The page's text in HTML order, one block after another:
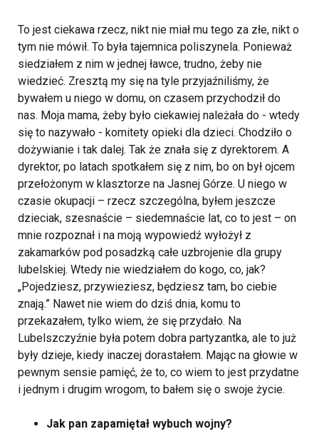
To jest ciekawa rzecz, nikt nie miał mu tego za złe, nikt o
tym nie mówił. To była tajemnica poliszynela. Ponieważ
siedziałem z nim w jednej ławce, trudno, żeby nie
wiedzieć. Zresztą my się na tyle przyjaźniliśmy, że
bywałem u niego w domu, on czasem przychodził do
nas. Moja mama, żeby było ciekawiej należała do - wtedy
się to nazywało - komitety opieki dla dzieci. Chodziło o
dożywianie i tak dalej. Tak że znała się z dyrektorem. A
dyrektor, po latach spotkałem się z nim, bo on był ojcem
przełożonym w klasztorze na Jasnej Górze. U niego w
czasie okupacji – rzecz szczególna, byłem jeszcze
dzieciak, szesnaście – siedemnaście lat, co to jest – on
mnie rozpoznał i na moją wypowiedź wyłożył z
zakamarków pod posadzką całe uzbrojenie dla grupy
lubelskiej. Wtedy nie wiedziałem do kogo, co, jak?
„Pojedziesz, przywieziesz, będziesz tam, bo ciebie
znają.” Nawet nie wiem do dziś dnia, komu to
przekazałem, tylko wiem, że się przydało. Na
Lubelszczyźnie była potem dobra partyzantka, ale to już
były dzieje, kiedy inaczej dorastałem. Mając na głowie w
pewnym sensie pamięć, że to, co wiem to jest przydatne
i jednym i drugim wrogom, to bałem się o swoje życie.
Jak pan zapamiętał wybuch wojny?